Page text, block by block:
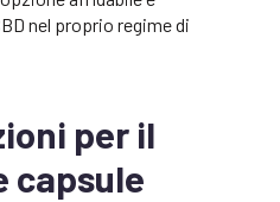
nel proprio regime di
per il
capsule